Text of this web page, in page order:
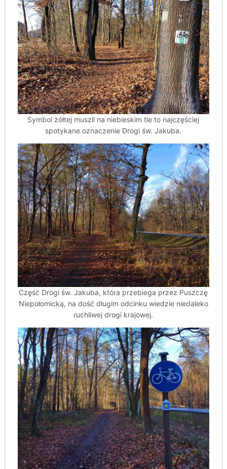
Symbol żółtej muszli na niebieskim tle to najczęściej
spotykane oznaczenie Drogi św. Jakuba.
Część Drogi św. Jakuba, która przebiega przez Puszczę
Niepołomicką, na dość długim odcinku wiedzie niedaleko
ruchliwej drogi krajowej.